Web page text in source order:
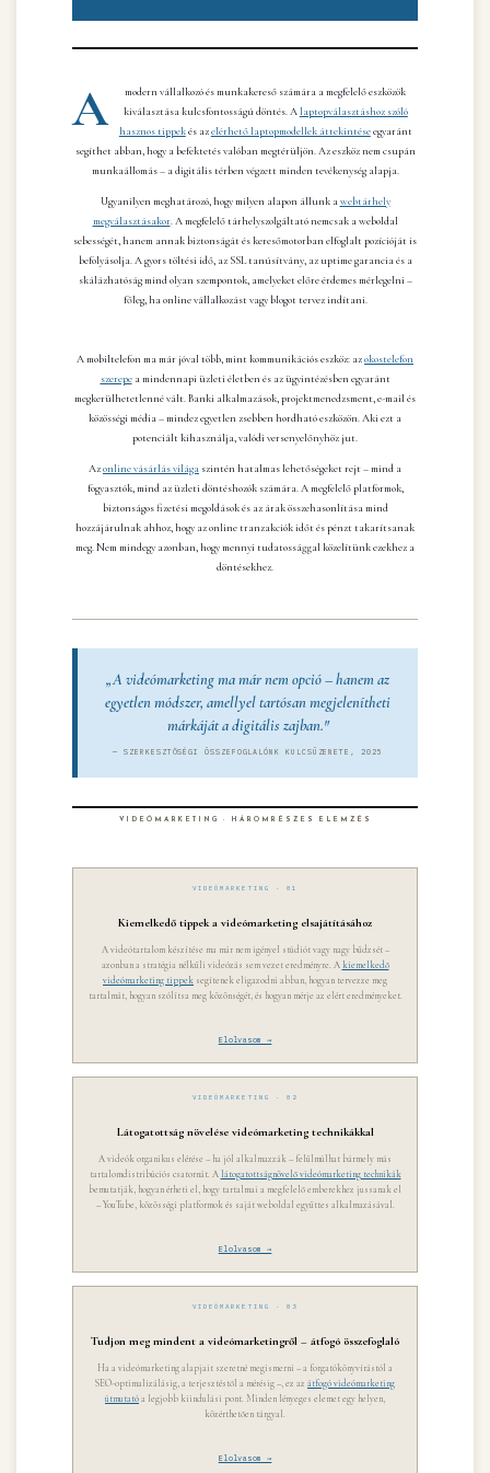
A
modern vállalkozó és munkakereső számára a megfelelő eszközök
kiválasztása kulcsfontosságú döntés. Alaptopválasztáshoz szóló
hasznos tippekés azelérhető laptopmodellek áttekintéseegyaránt
segíthet abban, hogy a befektetés valóban megtérüljön. Az eszköz nem csupán
munkaállomás – a digitális térben végzett minden tevékenység alapja.
Ugyanilyen meghatározó, hogy milyen alapon állunk awebtárhely
megválasztásakor. A megfelelő tárhelyszolgáltató nemcsak a weboldal
sebességét, hanem annak biztonságát és keresőmotorban elfoglalt pozícióját is
befolyásolja. A gyors töltési idő, az SSL tanúsítvány, az uptime garancia és a
skálázhatóság mind olyan szempontok, amelyeket előre érdemes mérlegelni –
főleg, ha online vállalkozást vagy blogot tervez indítani.
A mobiltelefon ma már jóval több, mint kommunikációs eszköz: azokostelefon
szerepea mindennapi üzleti életben és az ügyintézésben egyaránt
megkerülhetetlenné vált. Banki alkalmazások, projektmenedzsment, e-mail és
közösségi média – mindez egyetlen zsebben hordható eszközön. Aki ezt a
potenciált kihasználja, valódi versenyelőnyhöz jut.
Azonline vásárlás világa szintén hatalmas lehetőségeket rejt – mind a
fogyasztók, mind az üzleti döntéshozók számára. A megfelelő platformok,
biztonságos fizetési megoldások és az árak összehasonlítása mind
hozzájárulnak ahhoz, hogy az online tranzakciók időt és pénzt takarítsanak
meg. Nem mindegy azonban, hogy mennyi tudatossággal közelítünk ezekhez a
döntésekhez.
„A videómarketing ma már nem opció – hanem az
egyetlen módszer, amellyel tartósan megjelenítheti
márkáját a digitális zajban."
— SZERKESZTŐSÉGI ÖSSZEFOGLALÓNK KULCSÜZENETE, 2025
VIDEÓMARKETING · HÁROMRÉSZES ELEMZÉS
VIDEÓMARKETING · 01
Kiemelkedő tippek a videómarketing elsajátításához
A videótartalom készítése ma már nem igényel stúdiót vagy nagy büdzsét –
azonban a stratégia nélküli videózás sem vezet eredményre. A kiemelkedő
videómarketing tippek segítenek eligazodni abban, hogyan tervezze meg
tartalmát, hogyan szólítsa meg közönségét, és hogyan mérje az elért eredményeket.
Elolvasom →
VIDEÓMARKETING · 02
Látogatottság növelése videómarketing technikákkal
A videók organikus elérése – ha jól alkalmazzák – felülmúlhat bármely más
tartalomdistribúciós csatornát. A látogatottságnövelő videómarketing technikák
bemutatják, hogyan érheti el, hogy tartalmai a megfelelő emberekhez jussanak el
– YouTube, közösségi platformok és saját weboldal együttes alkalmazásával.
Elolvasom →
VIDEÓMARKETING · 03
Tudjon meg mindent a videómarketingről – átfogó összefoglaló
Ha a videómarketing alapjait szeretné megismerni – a forgatókönyvírástól a
SEO-optimalizálásig, a terjesztéstől a mérésig –, ez az átfogó videómarketing
útmutató a legjobb kiindulási pont. Minden lényeges elemet egy helyen,
közérthetően tárgyal.
Elolvasom →